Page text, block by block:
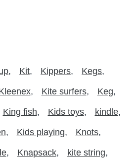
Kit Kippers Kegs
Kite surfers Keg
King fish Kids toys kindle
Kids playing Knots
Knapsack kite string